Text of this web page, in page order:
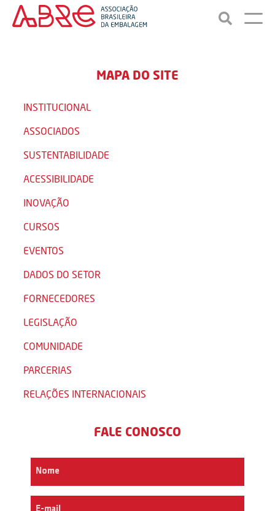
MAPA DO SITE
INSTITUCIONAL
ASSOCIADOS
SUSTENTABILIDADE
ACESSIBILIDADE
INOVAÇÃO
CURSOS
EVENTOS
DADOS DO SETOR
FORNECEDORES
LEGISLAÇÃO
COMUNIDADE
PARCERIAS
RELAÇÕES INTERNACIONAIS
FALE CONOSCO